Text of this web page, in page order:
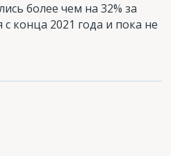
более чем на 32% за
конца 2021 года и пока не